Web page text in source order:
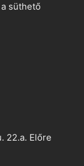
süthető
22.a. Előre